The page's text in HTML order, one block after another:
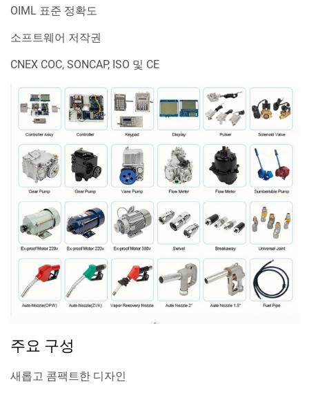
OIML 표준 정확도
소프트웨어 저작권
CNEX COC, SONCAP, ISO 및 CE
주요 구성
새롭고 콤팩트한 디자인